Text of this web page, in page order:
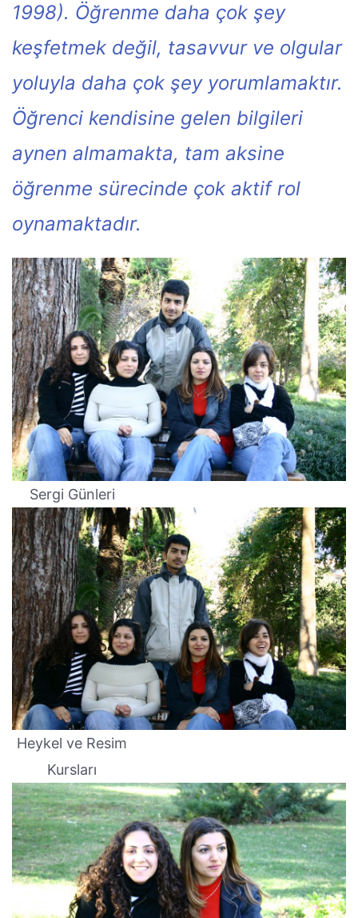
1998). Öğrenme daha çok şey
keşfetmek değil, tasavvur ve olgular
yoluyla daha çok şey yorumlamaktır.
Öğrenci kendisine gelen bilgileri
aynen almamakta, tam aksine
öğrenme sürecinde çok aktif rol
oynamaktadır.
Sergi Günleri
Heykel ve Resim
Kursları